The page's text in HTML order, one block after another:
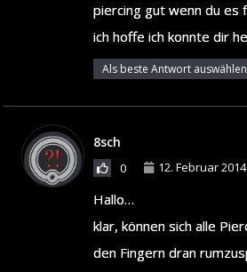
piercing gut wenn du es
ich hoffe ich konnte dir
Als beste Antwort auswählen
8sch
0 12. Februar
Hallo…
klar, können sich alle
den Fingern dran